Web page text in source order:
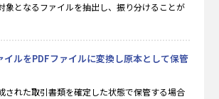
象となるファイルを抽出し、振り分けることが
イルをPDFファイルに変換し原本として保管
された取引書類を確定した状態で保管する場合